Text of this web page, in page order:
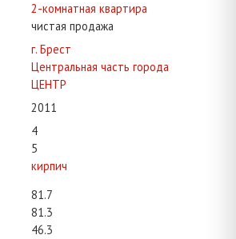
2-комнатная квартира
чистая продажа
г. Брест
Центральная часть города
ЦЕНТР
2011
4
5
кирпич
81.7
81.3
46.3